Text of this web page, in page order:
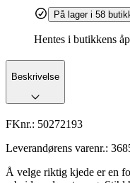
På lager i 58
Hentes i butikkens
Beskrivelse
FKnr.: 50272193
Leverandørens varenr.:
Å velge riktig kjede er en